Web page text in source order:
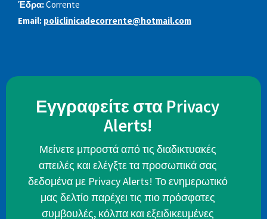
Έδρα:Corrente
Email: policlinicadecorrente@hotmail.com
Εγγραφείτε στα Privacy
Alerts!
Μείνετε μπροστά από τις διαδικτυακές
απειλές και ελέγξτε τα προσωπικά σας
δεδομένα με Privacy Alerts! Το ενημερωτικό
μας δελτίο παρέχει τις πιο πρόσφατες
συμβουλές, κόλπα και εξειδικευμένες